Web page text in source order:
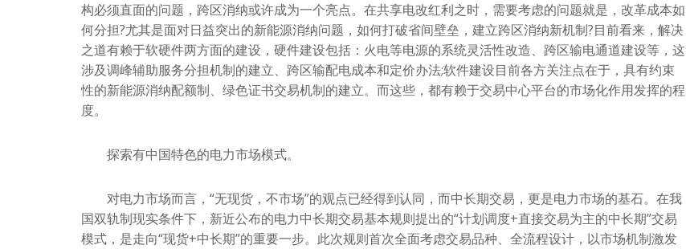
构必须直面的问题，跨区消纳或许成为一个亮点。在共享电改红利之时，需要考虑的问题就是，改革成本如
何分担?尤其是面对日益突出的新能源消纳问题，如何打破省间壁垒，建立跨区消纳新机制?目前看来，解决
之道有赖于软硬件两方面的建设，硬件建设包括：火电等电源的系统灵活性改造、跨区输电通道建设等，这
涉及调峰辅助服务分担机制的建立、跨区输配电成本和定价办法;软件建设目前各方关注点在于，具有约束
性的新能源消纳配额制、绿色证书交易机制的建立。而这些，都有赖于交易中心平台的市场化作用发挥的程
度。
探索有中国特色的电力市场模式。
对电力市场而言，“无现货，不市场”的观点已经得到认同，而中长期交易，更是电力市场的基石。在我
国双轨制现实条件下，新近公布的电力中长期交易基本规则提出的“计划调度+直接交易为主的中长期”交易
模式，是走向“现货+中长期”的重要一步。此次规则首次全面考虑交易品种、全流程设计，以市场机制激发